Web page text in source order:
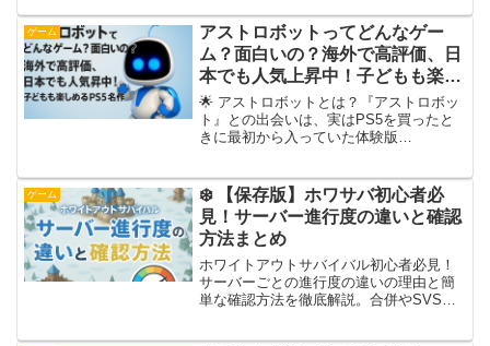
ゲーム
アストロボットってどんなゲー
ム？面白いの？海外で高評価、日
本でも人気上昇中！子どもも楽し
めるPS5名作
🌟 アストロボットとは？『アストロボッ
ト』との出会いは、実はPS5を買ったと
きに最初から入っていた体験版
り込み要素たっぷりで面白かったんです
🎮✨PS5の機能...
ゲーム
❄️ 【保存版】ホワサバ初心者必
見！サーバー進行度の違いと確認
方法まとめ
ホワイトアウトサバイバル初心者必見！
サーバーごとの進行度の違いの理由と簡
単な確認方法を徹底解説。合併やSVS前